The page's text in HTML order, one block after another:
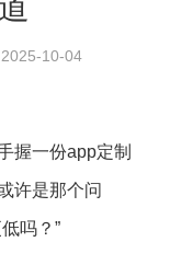
10-04
握一份app定制
许是那个问
吗？”